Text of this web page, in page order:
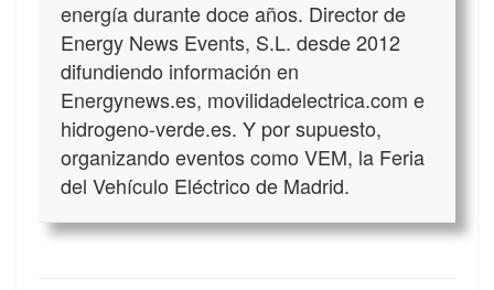
energía durante doce años. Director de
Energy News Events, S.L. desde 2012
difundiendo información en
Energynews.es, movilidadelectrica.com e
hidrogeno-verde.es. Y por supuesto,
organizando eventos como VEM, la Feria
del Vehículo Eléctrico de Madrid.